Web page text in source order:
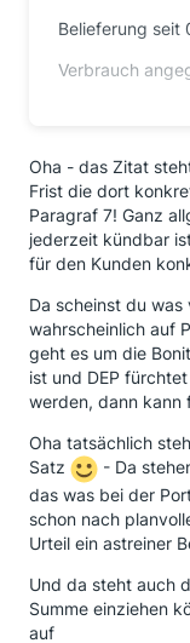
Belieferung seit
Verbrauch
Grundpreis 77
Mein
manch einem
mich auch.
Vertragsschluss.
Zum einen sind
eben nur
übernehmen.
ggf. mal die
einzufordern ist
Zum anderen
Frühjahr
geschaut. In
Frist kündbar."
habe das eben
Oha - das Zitat
Frist die dort
Paragraf 7! Ganz
jederzeit kündbar
für den Kunden
Da scheinst du
wahrscheinlich auf
geht es um die
ist und DEP
werden, dann kann
Oha tatsächlich
Satz
- Da
das was bei der
schon nach
Urteil ein astreiner
Und da steht auch
Summe einziehen
auf